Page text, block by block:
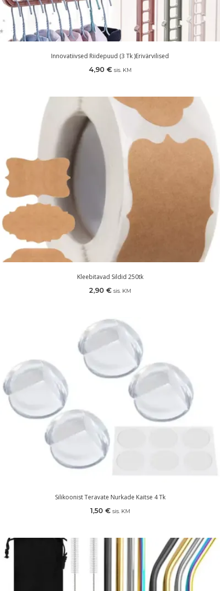
Innovatiivsed Riidepuud (3 Tk )erivärvilised
4,90 € sis. KM
Kleebitavad Sildid 250tk
2,90 € sis. KM
Silikoonist Teravate Nurkade Kaitse 4 Tk
1,50 € sis. KM